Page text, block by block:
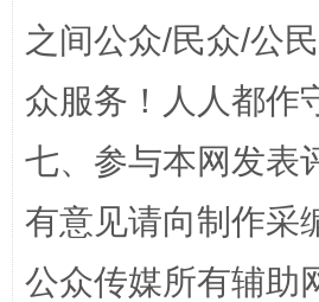
之间公众/民众/公
众服务！人人都作
七、参与本网发表
有意见请向制作采
公众传媒所有辅助